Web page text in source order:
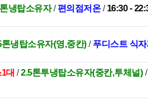
냉탑소유자/편의점저온/ 16:30 -
톤냉탑소유자(영,중칸)/ 푸디스트 식자
대 /2.5톤투냉탑소유자(중칸,투체널)/